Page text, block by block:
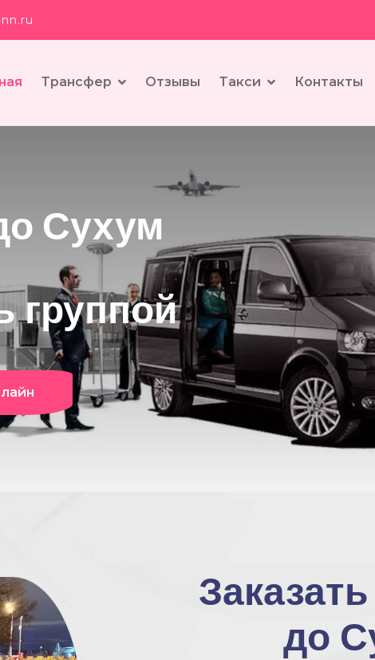
Трансфер Отзывы Такси Контакты
Сухум
группой
до